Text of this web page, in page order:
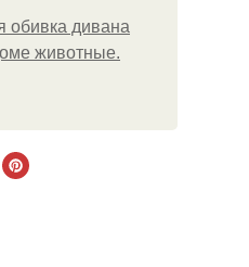
обивка дивана
животные.